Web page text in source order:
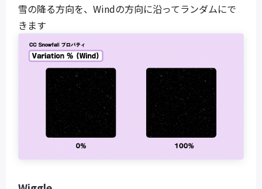
雪の降る方向を、Windの方向に沿ってランダムにで
きます